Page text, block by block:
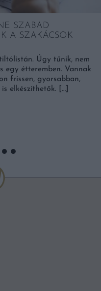
SZABAD
A SZAKÁCSOK
Úgy tűnik, nem
egy étteremben. Vannak
frissen, gyorsabban,
elkészíthetők. […]